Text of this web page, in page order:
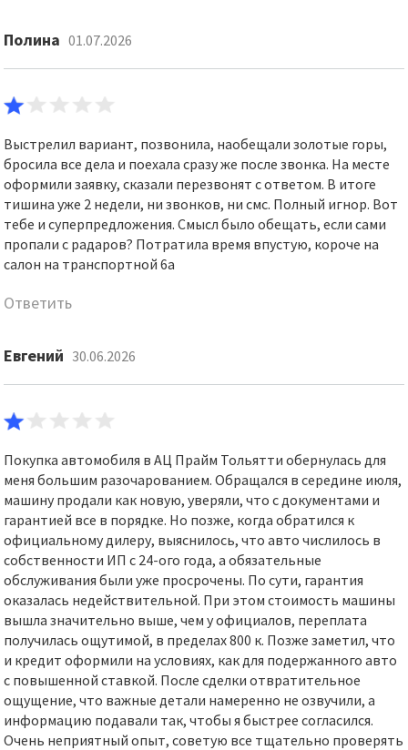
Полина 01.07.2026
Выстрелил вариант, позвонила, наобещали золотые горы,
бросила все дела и поехала сразу же после звонка. На месте
оформили заявку, сказали перезвонят с ответом. В итоге
тишина уже 2 недели, ни звонков, ни смс. Полный игнор. Вот
тебе и суперпредложения. Смысл было обещать, если сами
пропали с радаров? Потратила время впустую, короче на
салон на транспортной 6а
Ответить
Евгений 30.06.2026
Покупка автомобиля в АЦ Прайм Тольятти обернулась для
меня большим разочарованием. Обращался в середине июля,
машину продали как новую, уверяли, что с документами и
гарантией все в порядке. Но позже, когда обратился к
официальному дилеру, выяснилось, что авто числилось в
собственности ИП с 24-ого года, а обязательные
обслуживания были уже просрочены. По сути, гарантия
оказалась недействительной. При этом стоимость машины
вышла значительно выше, чем у официалов, переплата
получилась ощутимой, в пределах 800 к. Позже заметил, что
и кредит оформили на условиях, как для подержанного авто
с повышенной ставкой. После сделки отвратительное
ощущение, что важные детали намеренно не озвучили, а
информацию подавали так, чтобы я быстрее согласился.
Очень неприятный опыт, советую все тщательно проверять